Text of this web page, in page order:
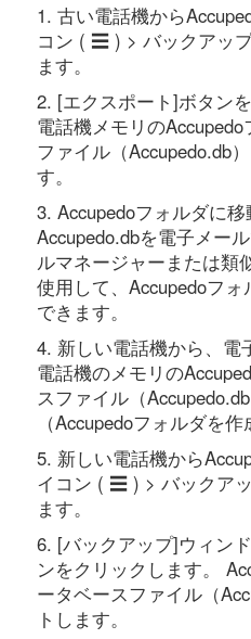
1. 古い電話機から
コン ( ☰ ) > バックアッ
ます。
2. [エクスポート]ボタン
電話機メモリの
ファイル（Accupedo.db
す。
3. Accupedoフォルダに
Accupedo.dbを電子メー
ルマネージャーまたは類
使用して、Accupedoフ
できます。
4. 新しい電話機から、電
電話機のメモリの
スファイル（
（Accupedoフォルダを
5. 新しい電話機から
イコン ( ☰ ) > バックア
ます。
6. [バックアップ]ウィン
ンをクリックします。
ータベースファイル（
トします。